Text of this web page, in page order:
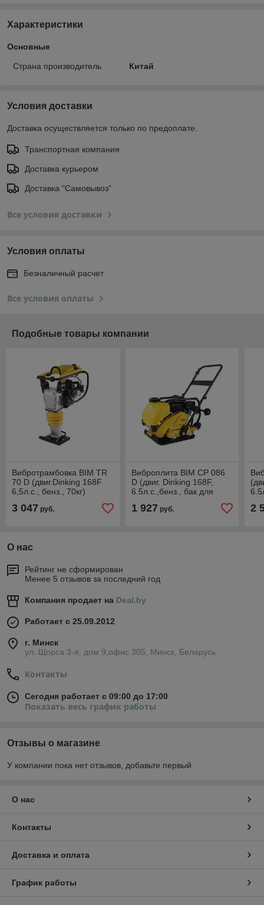
Характеристики
Основные
Страна производитель Китай
Условия доставки
Доставка осуществляется только по предоплате.
Транспортная компания
Доставка курьером
Доставка "Самовывоз"
Все условия доставки
Условия оплаты
Безналичный расчет
Все условия оплаты
Подобные товары компании
Вибротрамбовка BIM TR
70 D (двиг.Dinking 168F
6,5л.с., бенз., 70кг)
3 047 руб.
Виброплита BIM CP 086
D (двиг. Dinking 168F,
6.5л.с.,бенз., бак для
1 927 руб. 2
О нас
Рейтинг не сформирован
Менее 5 отзывов за последний год
Компания продает на Deal.by
Работает с 25.09.2012
г. Минск
ул. Щорса 3-я, дом 9,офис 305, Минск, Беларусь
Контакты
Сегодня работает с 09:00 до 17:00
Показать весь график работы
Отзывы о магазине
У компании пока нет отзывов, добавьте первый
О нас
Контакты
Доставка и оплата
График работы